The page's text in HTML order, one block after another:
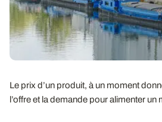
Le prix d’un produit, à un moment
l’offre et la demande pour alimenter un